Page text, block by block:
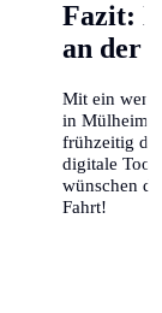
Fazit:
an der
Mit ein
in Mülheim
frühzeitig
digitale
wünschen
Fahrt!